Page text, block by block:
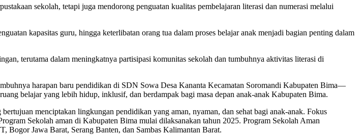
sekolah, tetapi juga mendorong penguatan kualitas pembelajaran literasi dan numerasi melalui
kapasitas guru, hingga keterlibatan orang tua dalam proses belajar anak menjadi bagian penting dalam
terutama dalam meningkatnya partisipasi komunitas sekolah dan tumbuhnya aktivitas literasi di
harapan baru pendidikan di SDN Sowa Desa Kananta Kecamatan Soromandi Kabupaten Bima—
belajar yang lebih hidup, inklusif, dan berdampak bagi masa depan anak-anak Kabupaten Bima.
menciptakan lingkungan pendidikan yang aman, nyaman, dan sehat bagi anak-anak. Fokus
Sekolah aman di Kabupaten Bima mulai dilaksanakan tahun 2025. Program Sekolah Aman
Bogor Jawa Barat, Serang Banten, dan Sambas Kalimantan Barat.